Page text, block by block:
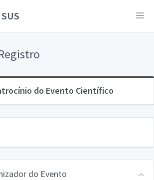
do Evento Científico
do Evento